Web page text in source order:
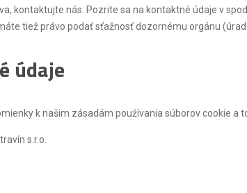
kontaktujte nás. Pozrite sa na kontaktné údaje v
tiež právo podať sťažnosť dozornému orgánu
údaje
k našim zásadám používania súborov cookie
s.r.o.